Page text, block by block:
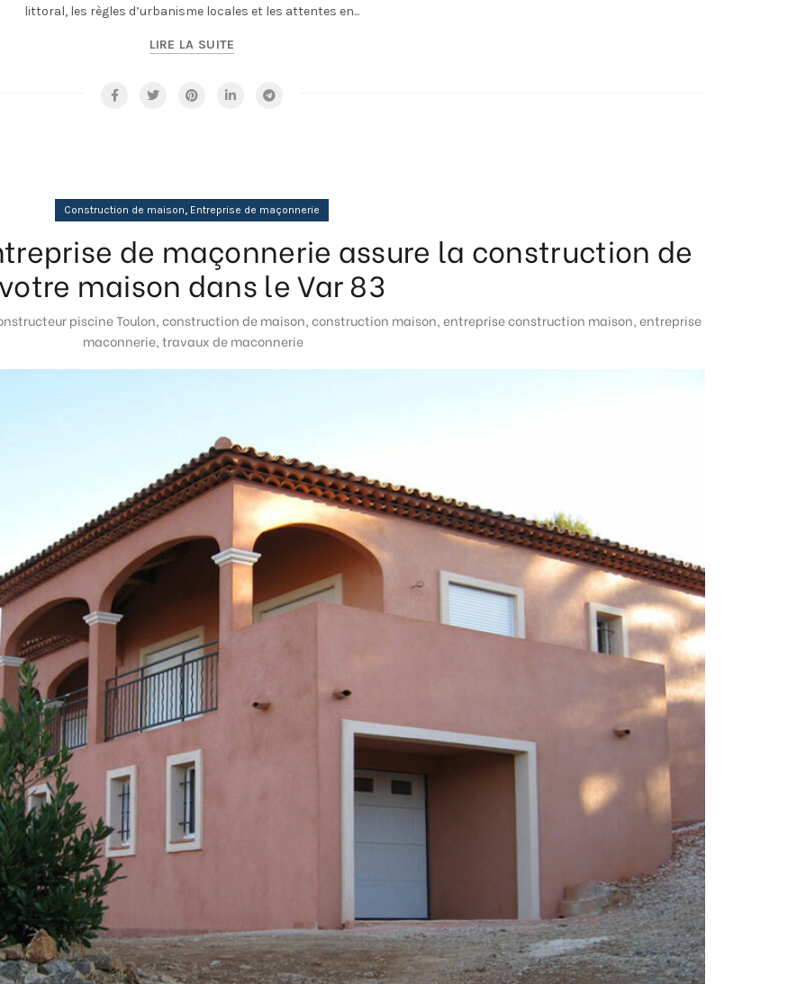
littoral, les règles d’urbanisme locales et les attentes en...
LIRE LA SUITE
Construction de maison, Entreprise de maçonnerie
de maçonnerie assure la construction de
votre maison dans le Var 83
piscine Toulon,construction de maison,construction maison,entreprise construction maison,entreprise
maconnerie,travaux de maconnerie